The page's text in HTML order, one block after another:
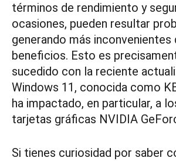
términos de rendimiento y
ocasiones, pueden resultar
generando más inconvenientes
beneficios. Esto es
sucedido con la reciente
Windows 11, conocida como
ha impactado, en particular, a
tarjetas gráficas NVIDIA
Si tienes curiosidad por saber